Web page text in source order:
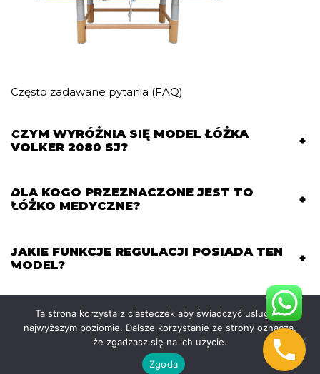
Często zadawane pytania (FAQ)
CZYM WYRÓŻNIA SIĘ MODEL ŁÓŻKA
VOLKER 2080 SJ?
+
DLA KOGO PRZEZNACZONE JEST TO
ŁÓŻKO MEDYCZNE?
+
JAKIE FUNKCJE REGULACJI POSIADA TEN
MODEL?
+
​CZY ŁÓŻKO POSIADA BARIERKI
ZABEZPIECZAJĄCE?
+
| Powered by
Ta strona korzysta z ciasteczek aby świadczyć usługi na
najwyższym poziomie. Dalsze korzystanie ze strony oznacza,
że zgadzasz się na ich użycie.
Zgoda